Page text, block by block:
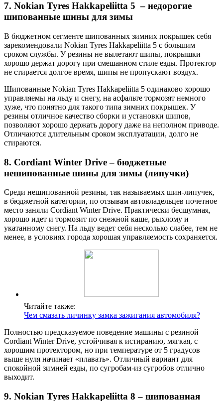
7. Nokian Tyres Hakkapeliitta 5 – недорогие
шипованные шины для зимы
В бюджетном сегменте шипованных зимних покрышек себя
зарекомендовали Nokian Tyres Hakkapeliitta 5 с большим
сроком службы. У резины не вылетают шипы, покрышки
хорошо держат дорогу при смешанном стиле езды. Протектор
не стирается долгое время, шипы не пропускают воздух.
Шипованные Nokian Tyres Hakkapeliitta 5 одинаково хорошо
управляемы на льду и снегу, на асфальте тормозят немного
хуже, что понятно для такого типа зимних покрышек. У
резины отличное качество сборки и установки шипов,
позволяют хорошо держать дорогу даже на неполном приводе.
Отличаются длительным сроком эксплуатации, долго не
стираются.
8. Cordiant Winter Drive – бюджетные
нешипованные шины для зимы (липучки)
Среди нешипованной резины, так называемых шин-липучек,
в бюджетной категории, по отзывам автовладельцев почетное
место заняли Cordiant Winter Drive. Практически бесшумная,
хорошо идет и тормозит по снежной каше, рыхлому и
укатанному снегу. На льду ведет себя несколько слабее, тем не
менее, в условиях города хорошая управляемость сохраняется.
Читайте также:
Чем смазать личинку замка зажигания автомобиля?
Полностью предсказуемое поведение машины с резиной
Cordiant Winter Drive, устойчивая к истиранию, мягкая, с
хорошим протектором, но при температуре от 5 градусов
выше нуля начинает «плавать». Отличный вариант для
спокойной зимней езды, по сугробам-из сугробов отлично
выходит.
9. Nokian Tyres Hakkapeliitta 8 – шипованная